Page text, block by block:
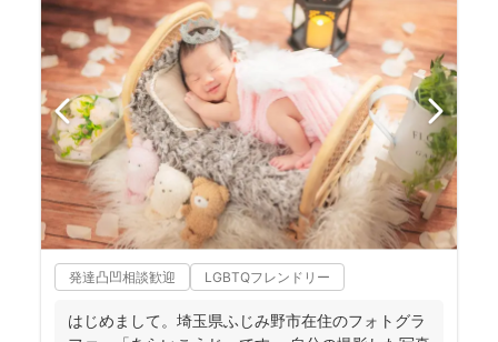
発達凸凹相談歓迎 LGBTQフレンドリー
はじめまして。埼玉県ふじみ野市在住のフォトグラ